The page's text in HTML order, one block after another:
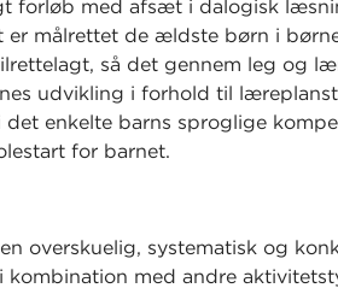
forløb med afsæt i dalogisk
målrettet de ældste børn i
så det gennem leg og
udvikling i forhold til
det enkelte barns sproglige
for barnet.
overskuelig, systematisk og
med andre